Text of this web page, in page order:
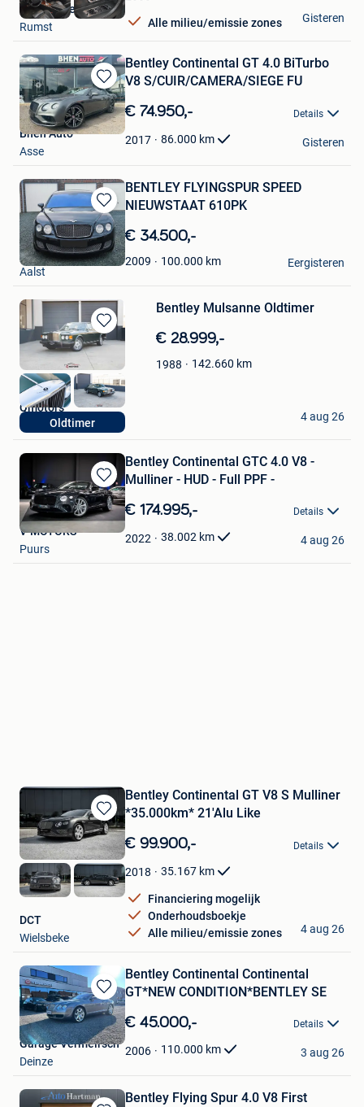
Alle milieu/emissie zones
MB Autocenter
Rumst
Gisteren
Bewaren
in
Mijn
Favorieten
Bentley Continental GT 4.0 BiTurbo
V8 S/CUIR/CAMERA/SIEGE FU
€ 74.950,- Details
2017 86.000 km
Bhen Auto
Asse
Gisteren
Bewaren
in
Mijn
Favorieten
BENTLEY FLYINGSPUR SPEED
NIEUWSTAAT 610PK
€ 34.500,-
2009 100.000 km
Flip
Aalst
Eergisteren
Bewaren
in
Mijn
Favorieten
Oldtimer
Bentley Mulsanne Oldtimer
€ 28.999,-
1988 142.660 km
Qmotors
Beringen
4 aug 26
Bewaren
in
Mijn
Favorieten
Bentley Continental GTC 4.0 V8 -
Mulliner - HUD - Full PPF -
€ 174.995,- Details
2022 38.002 km
V-MOTORS
Puurs
4 aug 26
Bewaren
in
Mijn
Favorieten
Bentley Continental GT V8 S Mulliner
*35.000km* 21'Alu Like
€ 99.900,- Details
2018 35.167 km
Financiering mogelijk
Onderhoudsboekje
Alle milieu/emissie zones
DCT
Wielsbeke
4 aug 26
Bewaren
in
Mijn
Favorieten
Bentley Continental Continental
GT*NEW CONDITION*BENTLEY SE
€ 45.000,- Details
2006 110.000 km
Garage Vermeirsch
Deinze
3 aug 26
Bentley Flying Spur 4.0 V8 First